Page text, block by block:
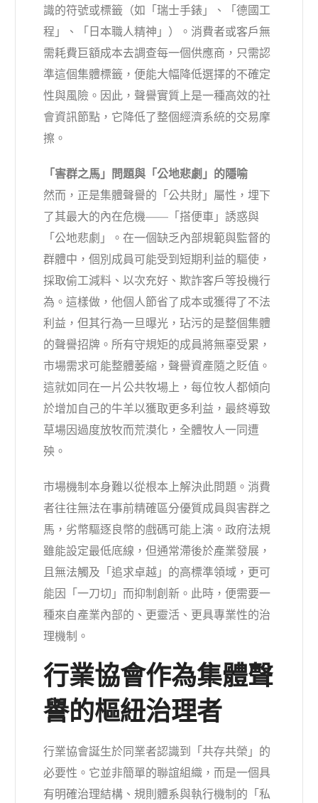
識的符號或標籤（如「瑞士手錶」、「德國工
程」、「日本職人精神」）。消費者或客戶無
需耗費巨額成本去調查每一個供應商，只需認
準這個集體標籤，便能大幅降低選擇的不確定
性與風險。因此，聲譽實質上是一種高效的社
會資訊節點，它降低了整個經濟系統的交易摩
擦。
「害群之馬」問題與「公地悲劇」的隱喻
然而，正是集體聲譽的「公共財」屬性，埋下
了其最大的內在危機——「搭便車」誘惑與
「公地悲劇」。在一個缺乏內部規範與監督的
群體中，個別成員可能受到短期利益的驅使，
採取偷工減料、以次充好、欺詐客戶等投機行
為。這樣做，他個人節省了成本或獲得了不法
利益，但其行為一旦曝光，玷污的是整個集體
的聲譽招牌。所有守規矩的成員將無辜受累，
市場需求可能整體萎縮，聲譽資產隨之貶值。
這就如同在一片公共牧場上，每位牧人都傾向
於增加自己的牛羊以獲取更多利益，最終導致
草場因過度放牧而荒漠化，全體牧人一同遭
殃。
市場機制本身難以從根本上解決此問題。消費
者往往無法在事前精確區分優質成員與害群之
馬，劣幣驅逐良幣的戲碼可能上演。政府法規
雖能設定最低底線，但通常滯後於產業發展，
且無法觸及「追求卓越」的高標準領域，更可
能因「一刀切」而抑制創新。此時，便需要一
種來自產業內部的、更靈活、更具專業性的治
理機制。
行業協會作為集體聲
譽的樞紐治理者
行業協會誕生於同業者認識到「共存共榮」的
必要性。它並非簡單的聯誼組織，而是一個具
有明確治理結構、規則體系與執行機制的「私